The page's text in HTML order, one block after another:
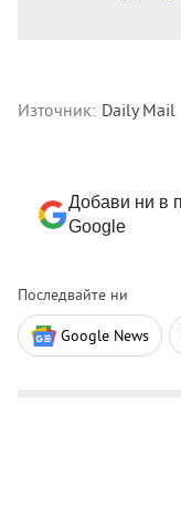
Източник: Daily Mail
Добави ни в
Google
Последвайте ни
Google News